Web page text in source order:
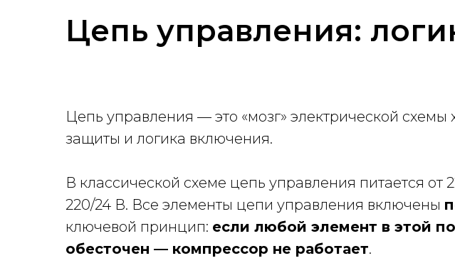
Цепь управления:
Цепь управления — это «мозг» электрической
защиты и логика включения.
В классической схеме цепь управления питается
220/24 В. Все элементы цепи управления включены
ключевой принцип: если любой элемент в этой
обесточен — компрессор не работает.